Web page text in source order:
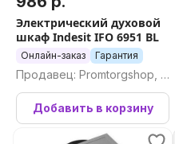
Электрический духовой
шкаф Indesit IFO 6951 BL
Онлайн-заказ Гарантия
Продавец: Promtorgshop, П
ромторгшоп
Добавить в корзину